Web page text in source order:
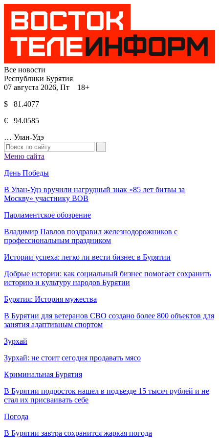
Все новости
Республики Бурятия
07 августа 2026, Пт 18+
$ 81.4077
€ 94.0585
… Улан-Удэ
Меню сайта
День Победы
В Улан-Удэ вручили нагрудный знак «85 лет битвы за
Москву» участнику ВОВ
Парламентское обозрение
Владимир Павлов поздравил железнодорожников с
профессиональным праздником
Истории успеха: легко ли вести бизнес в Бурятии
Добрые истории: как социальный бизнес помогает сохранить
историю и культуру народов Бурятии
Бурятия: История мужества
В Бурятии для ветеранов СВО создано более 800 объектов для
занятия адаптивным спортом
Зурхай
Зурхай: не стоит сегодня продавать мясо
Криминальная Бурятия
В Бурятии подросток нашел в подъезде 15 тысяч рублей и не
стал их присваивать себе
Погода
В Бурятии завтра сохранится жаркая погода